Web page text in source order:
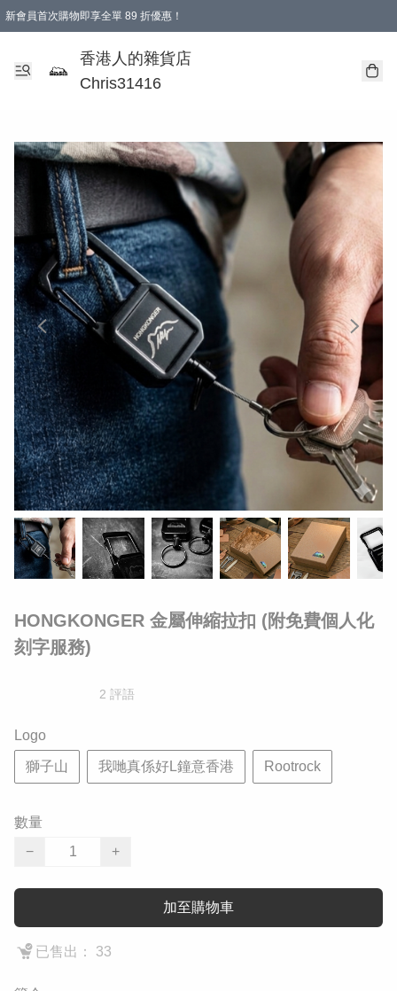
新會員首次購物即享全單 89 折優惠！
購物滿 HKD 499.00即享免運費優惠！（適用於 本地送貨、本地取貨 )
【滿 $300 專屬驚喜：無聲信物（最後一批）】
香港人的雜貨店
Chris31416
HONGKONGER 金屬伸縮拉扣 (附免費個人化
刻字服務)
2 評語
Logo
獅子山 我哋真係好L鐘意香港 Rootrock
數量
−
+
加至購物車
已售出： 33